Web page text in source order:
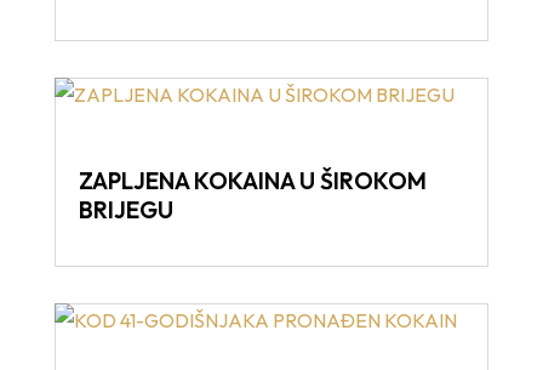
ZAPLJENA KOKAINA U ŠIROKOM
BRIJEGU